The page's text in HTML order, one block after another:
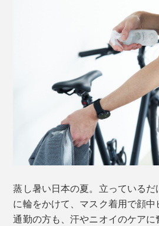
蒸し暑い日本の夏。立っている
に輪をかけて、マスク着用で顔
通勤の方も、汗やニオイのケア